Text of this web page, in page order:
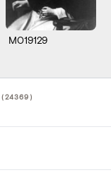
M019129
(24369)